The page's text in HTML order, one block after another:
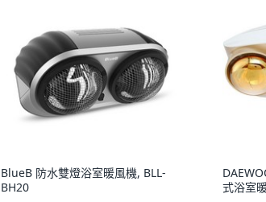
BlueB 防水雙燈浴室暖風機, BLL-
BH20
式浴室